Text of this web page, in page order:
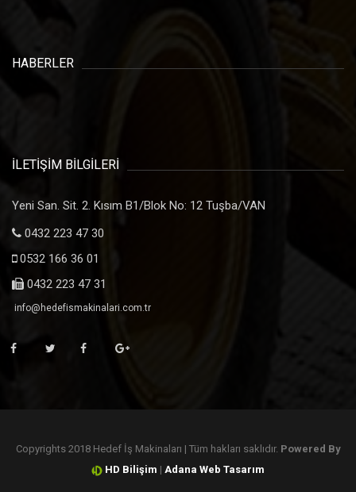
HABERLER
İLETİŞİM BİLGİLERİ
Yeni San. Sit. 2. Kısım B1/Blok No: 12 Tuşba/VAN
0432 223 47 30
0532 166 36 01
0432 223 47 31
info@hedefismakinalari.com.tr
Copyrights 2018 Hedef İş Makinaları | Tüm hakları saklıdır. Powered By
HD Bilişim |Adana Web Tasarım